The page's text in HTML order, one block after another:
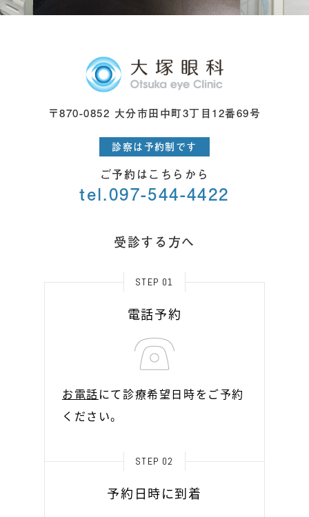
〒870-0852 大分市田中町3丁目12番69号
診察は予約制です
ご予約はこちらから
tel.097-544-4422
受診する方へ
STEP 01
電話予約
お電話にて診療希望日時をご予約
ください。
STEP 02
予約日時に到着